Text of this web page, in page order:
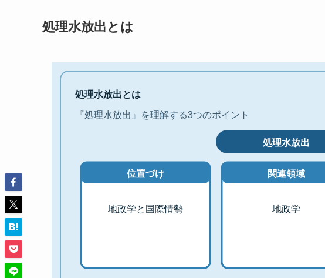
処理水放出とは
処理水放出とは
『処理水放出』を理解する3つのポイント
処理水放出
位置づけ
地政学と国際情勢
関連領域
地政学